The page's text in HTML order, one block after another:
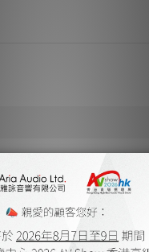
關於我們